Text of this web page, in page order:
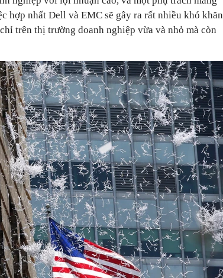
hợp nhất Dell và EMC sẽ gây ra rất nhiều khó khăn
trên thị trường doanh nghiệp vừa và nhỏ mà còn